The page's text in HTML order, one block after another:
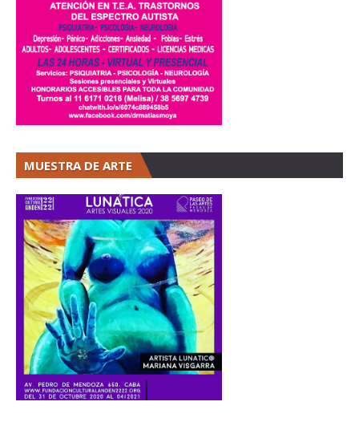
MUESTRA DE ARTE